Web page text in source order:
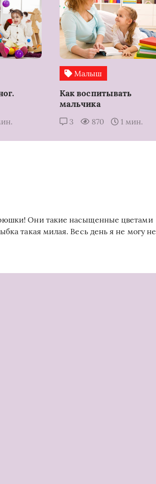
Малыш
Как воспитывать
мальчика
3 870 1 мин.
Они такие насыщенные цветами
такая милая. Весь день я не могу не